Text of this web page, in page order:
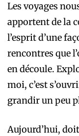
Les voyages
apportent de la
l’esprit d’une
rencontres que
en découle.
moi, c’est
grandir un peu
Aujourd’hui,